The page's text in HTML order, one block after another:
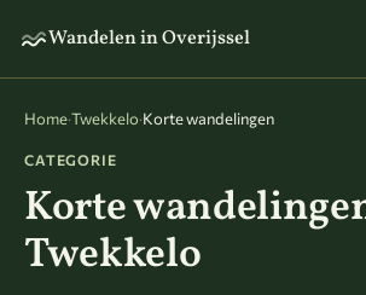
Wandelen in Overijssel
Home·Twekkelo·Korte wandelingen
CATEGORIE
Korte
Twekkelo